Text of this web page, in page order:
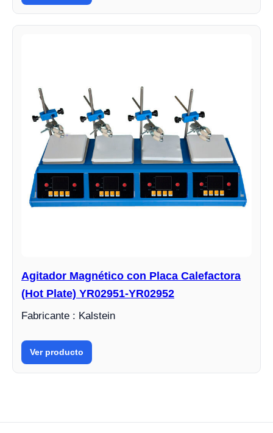
Agitador Magnético con Placa Calefactora
(Hot Plate) YR02951-YR02952
Fabricante : Kalstein
Ver producto